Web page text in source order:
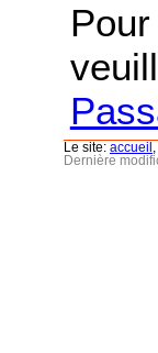
Le site: accueil
Dernière